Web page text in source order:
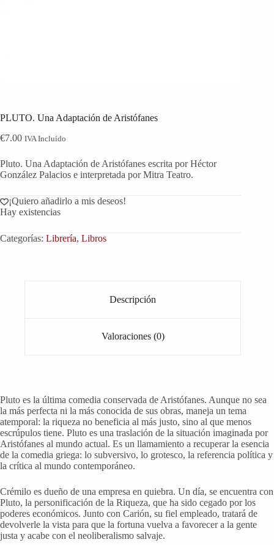
PLUTO. Una Adaptación de Aristófanes
€7.00 IVA Incluído
Pluto. Una Adaptación de Aristófanes escrita por Héctor
González Palacios e interpretada por Mitra Teatro.
¡Quiero añadirlo a mis deseos!
Hay existencias
Categorías: Librería, Libros
Descripción
Valoraciones (0)
Pluto es la última comedia conservada de Aristófanes. Aunque no sea
la más perfecta ni la más conocida de sus obras, maneja un tema
atemporal: la riqueza no beneficia al más justo, sino al que menos
escrúpulos tiene. Pluto es una traslación de la situación imaginada por
Aristófanes al mundo actual. Es un llamamiento a recuperar la esencia
de la comedia griega: lo subversivo, lo grotesco, la referencia política y
la crítica al mundo contemporáneo.
Crémilo es dueño de una empresa en quiebra. Un día, se encuentra con
Pluto, la personificación de la Riqueza, que ha sido cegado por los
poderes económicos. Junto con Carión, su fiel empleado, tratará de
devolverle la vista para que la fortuna vuelva a favorecer a la gente
justa y acabe con el neoliberalismo salvaje.